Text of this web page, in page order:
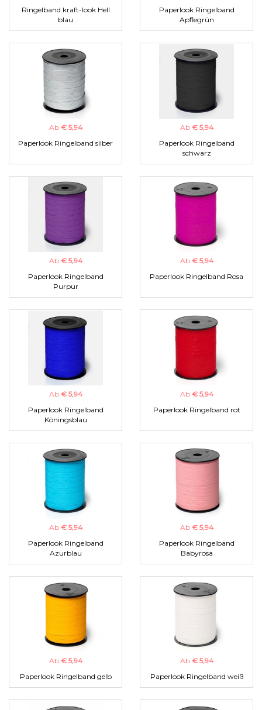
Ringelband kraft-look Hell
blau
Paperlook Ringelband
Apflegrün
Ab € 5,94
Paperlook Ringelband silber
Ab € 5,94
Paperlook Ringelband
schwarz
Ab € 5,94
Paperlook Ringelband
Purpur
Ab € 5,94
Paperlook Ringelband Rosa
Ab € 5,94
Paperlook Ringelband
Köningsblau
Ab € 5,94
Paperlook Ringelband rot
Ab € 5,94
Paperlook Ringelband
Azurblau
Ab € 5,94
Paperlook Ringelband
Babyrosa
Ab € 5,94
Paperlook Ringelband gelb
Ab € 5,94
Paperlook Ringelband weiß